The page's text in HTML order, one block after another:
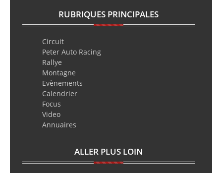
RUBRIQUES PRINCIPALES
Circuit
Peter Auto Racing
Rallye
Montagne
Evènements
Calendrier
Focus
Video
Annuaires
ALLER PLUS LOIN